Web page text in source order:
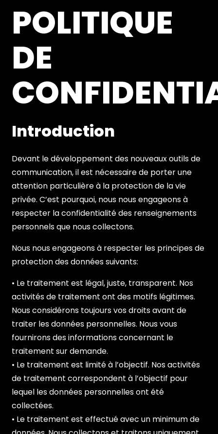
POLITIQUE
DE
Introduction
Devant le développement des nouveaux outils de
communication, il est nécessaire de porter une
attention particulière à la protection de la vie
privée. C’est pourquoi, nous nous engageons à
respecter la confidentialité des renseignements
personnels que nous collectons.
Nous nous engageons à respecter les principes de
protection des données suivants:
• Le traitement est légal, juste, transparent. Nos
activités de traitement ont des motifs légitimes.
Nous considérons toujours vos droits avant de
traiter les données personnelles. Nous vous
fournirons des informations concernant le
traitement sur demande.
• Le traitement est limité à l’objectif. Nos activités
de traitement correspondent à l’objectif pour
lequel les données personnelles ont été
collectées.
• Le traitement est effectué avec un minimum de